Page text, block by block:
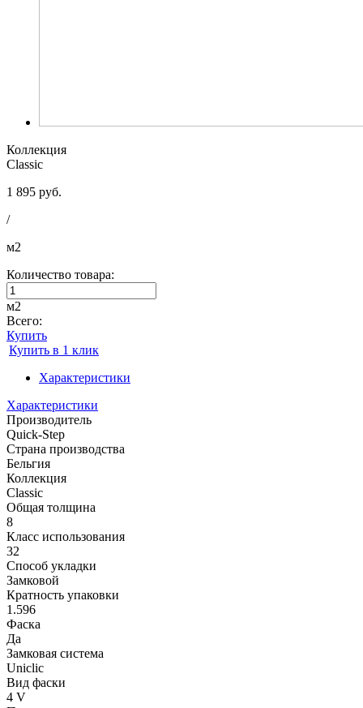
Коллекция
Classic
1 895 руб.
/
м2
Количество товара:
м2
Всего:
Купить
Купить в 1 клик
Характеристики
Характеристики
Производитель
Quick-Step
Страна производства
Бельгия
Коллекция
Classic
Общая толщина
8
Класс использования
32
Способ укладки
Замковой
Кратность упаковки
1.596
Фаска
Да
Замковая система
Uniclic
Вид фаски
4 V